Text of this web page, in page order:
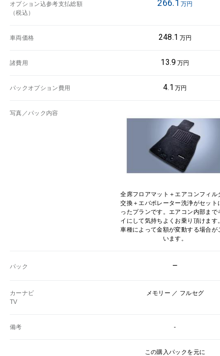
オプション込参考支払総額
（税込）
266.1 万円
車両価格 248.1 万円
諸費用 13.9 万円
パックオプション費用 4.1 万円
写真／パック内容
全席フロアマット＋エアコンフィル
交換＋エバポレーター洗浄がセット
ったプランです。エアコン内部まで
イにして気持ちよくお乗り頂けま
車種によって金額が変動する場合が
います。
パック −
カーナビ
TV
メモリー ／ フルセグ
備考 -
この購入パックを元に